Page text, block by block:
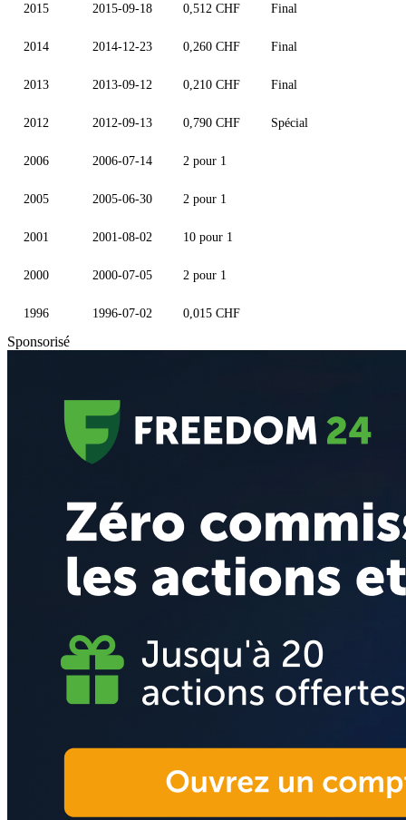
2015 2015-09-18 0,512 CHF Final
2014 2014-12-23 0,260 CHF Final
2013 2013-09-12 0,210 CHF Final
2012 2012-09-13 0,790 CHF Spécial
2006 2006-07-14 2 pour 1
2005 2005-06-30 2 pour 1
2001 2001-08-02 10 pour 1
2000 2000-07-05 2 pour 1
1996 1996-07-02 0,015 CHF
Sponsorisé